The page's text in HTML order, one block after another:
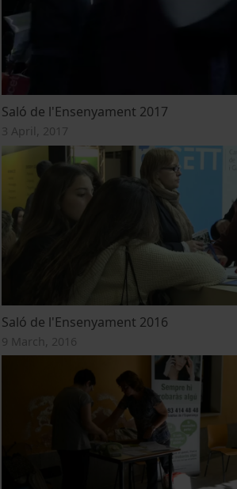
Saló de l'Ensenyament 2017
3 April, 2017
Saló de l'Ensenyament 2016
9 March, 2016